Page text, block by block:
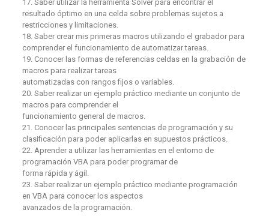
17. Saber utilizar la herramienta Solver para encontrar el
resultado óptimo en una celda sobre problemas sujetos a
restricciones y limitaciones.
18. Saber crear mis primeras macros utilizando el grabador para
comprender el funcionamiento de automatizar tareas.
19. Conocer las formas de referencias celdas en la grabación de
macros para realizar tareas
automatizadas con rangos fijos o variables.
20. Saber realizar un ejemplo práctico mediante un conjunto de
macros para comprender el
funcionamiento general de macros.
21. Conocer las principales sentencias de programación y su
clasificación para poder aplicarlas en supuestos prácticos.
22. Aprender a utilizar las herramientas en el entorno de
programación VBA para poder programar de
forma rápida y ágil.
23. Saber realizar un ejemplo práctico mediante programación
en VBA para conocer los aspectos
avanzados de la programación.